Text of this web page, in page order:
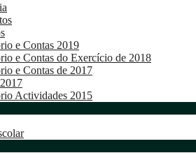
e Contas 2019
e Contas do Exercício de 2018
e Contas de 2017
Actividades 2015